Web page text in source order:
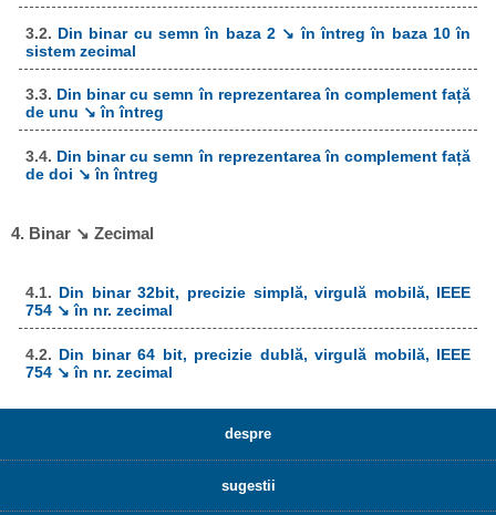
3.2. Din binar cu semn în baza 2 ↘ în întreg în baza 10 în
sistem zecimal
3.3. Din binar cu semn în reprezentarea în complement față
de unu ↘ în întreg
3.4. Din binar cu semn în reprezentarea în complement față
de doi ↘ în întreg
4. Binar ↘ Zecimal
4.1. Din binar 32bit, precizie simplă, virgulă mobilă, IEEE
754 ↘ în nr. zecimal
4.2. Din binar 64 bit, precizie dublă, virgulă mobilă, IEEE
754 ↘ în nr. zecimal
despre
sugestii